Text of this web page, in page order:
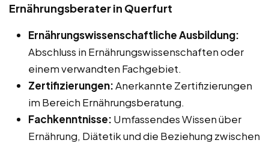
Ernährungsberater in Querfurt
Ernährungswissenschaftliche Ausbildung:
Abschluss in Ernährungswissenschaften oder
einem verwandten Fachgebiet.
Zertifizierungen:Anerkannte Zertifizierungen
im Bereich Ernährungsberatung.
Fachkenntnisse: Umfassendes Wissen über
Ernährung, Diätetik und die Beziehung zwischen